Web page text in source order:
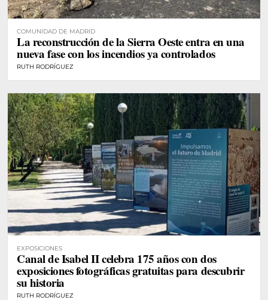
COMUNIDAD DE MADRID
La reconstrucción de la Sierra Oeste entra en una
nueva fase con los incendios ya controlados
RUTH RODRÍGUEZ
EXPOSICIONES
Canal de Isabel II celebra 175 años con dos
exposiciones fotográficas gratuitas para descubrir
su historia
RUTH RODRÍGUEZ